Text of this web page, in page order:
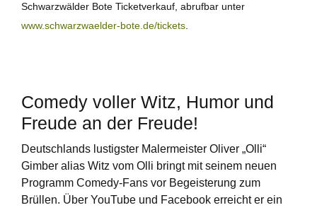
Schwarzwälder Bote Ticketverkauf, abrufbar unter
www.schwarzwaelder-bote.de/tickets.
Comedy voller Witz, Humor und
Freude an der Freude!
Deutschlands lustigster Malermeister Oliver „Olli“
Gimber alias Witz vom Olli bringt mit seinem neuen
Programm Comedy-Fans vor Begeisterung zum
Brüllen. Über YouTube und Facebook erreicht er ein